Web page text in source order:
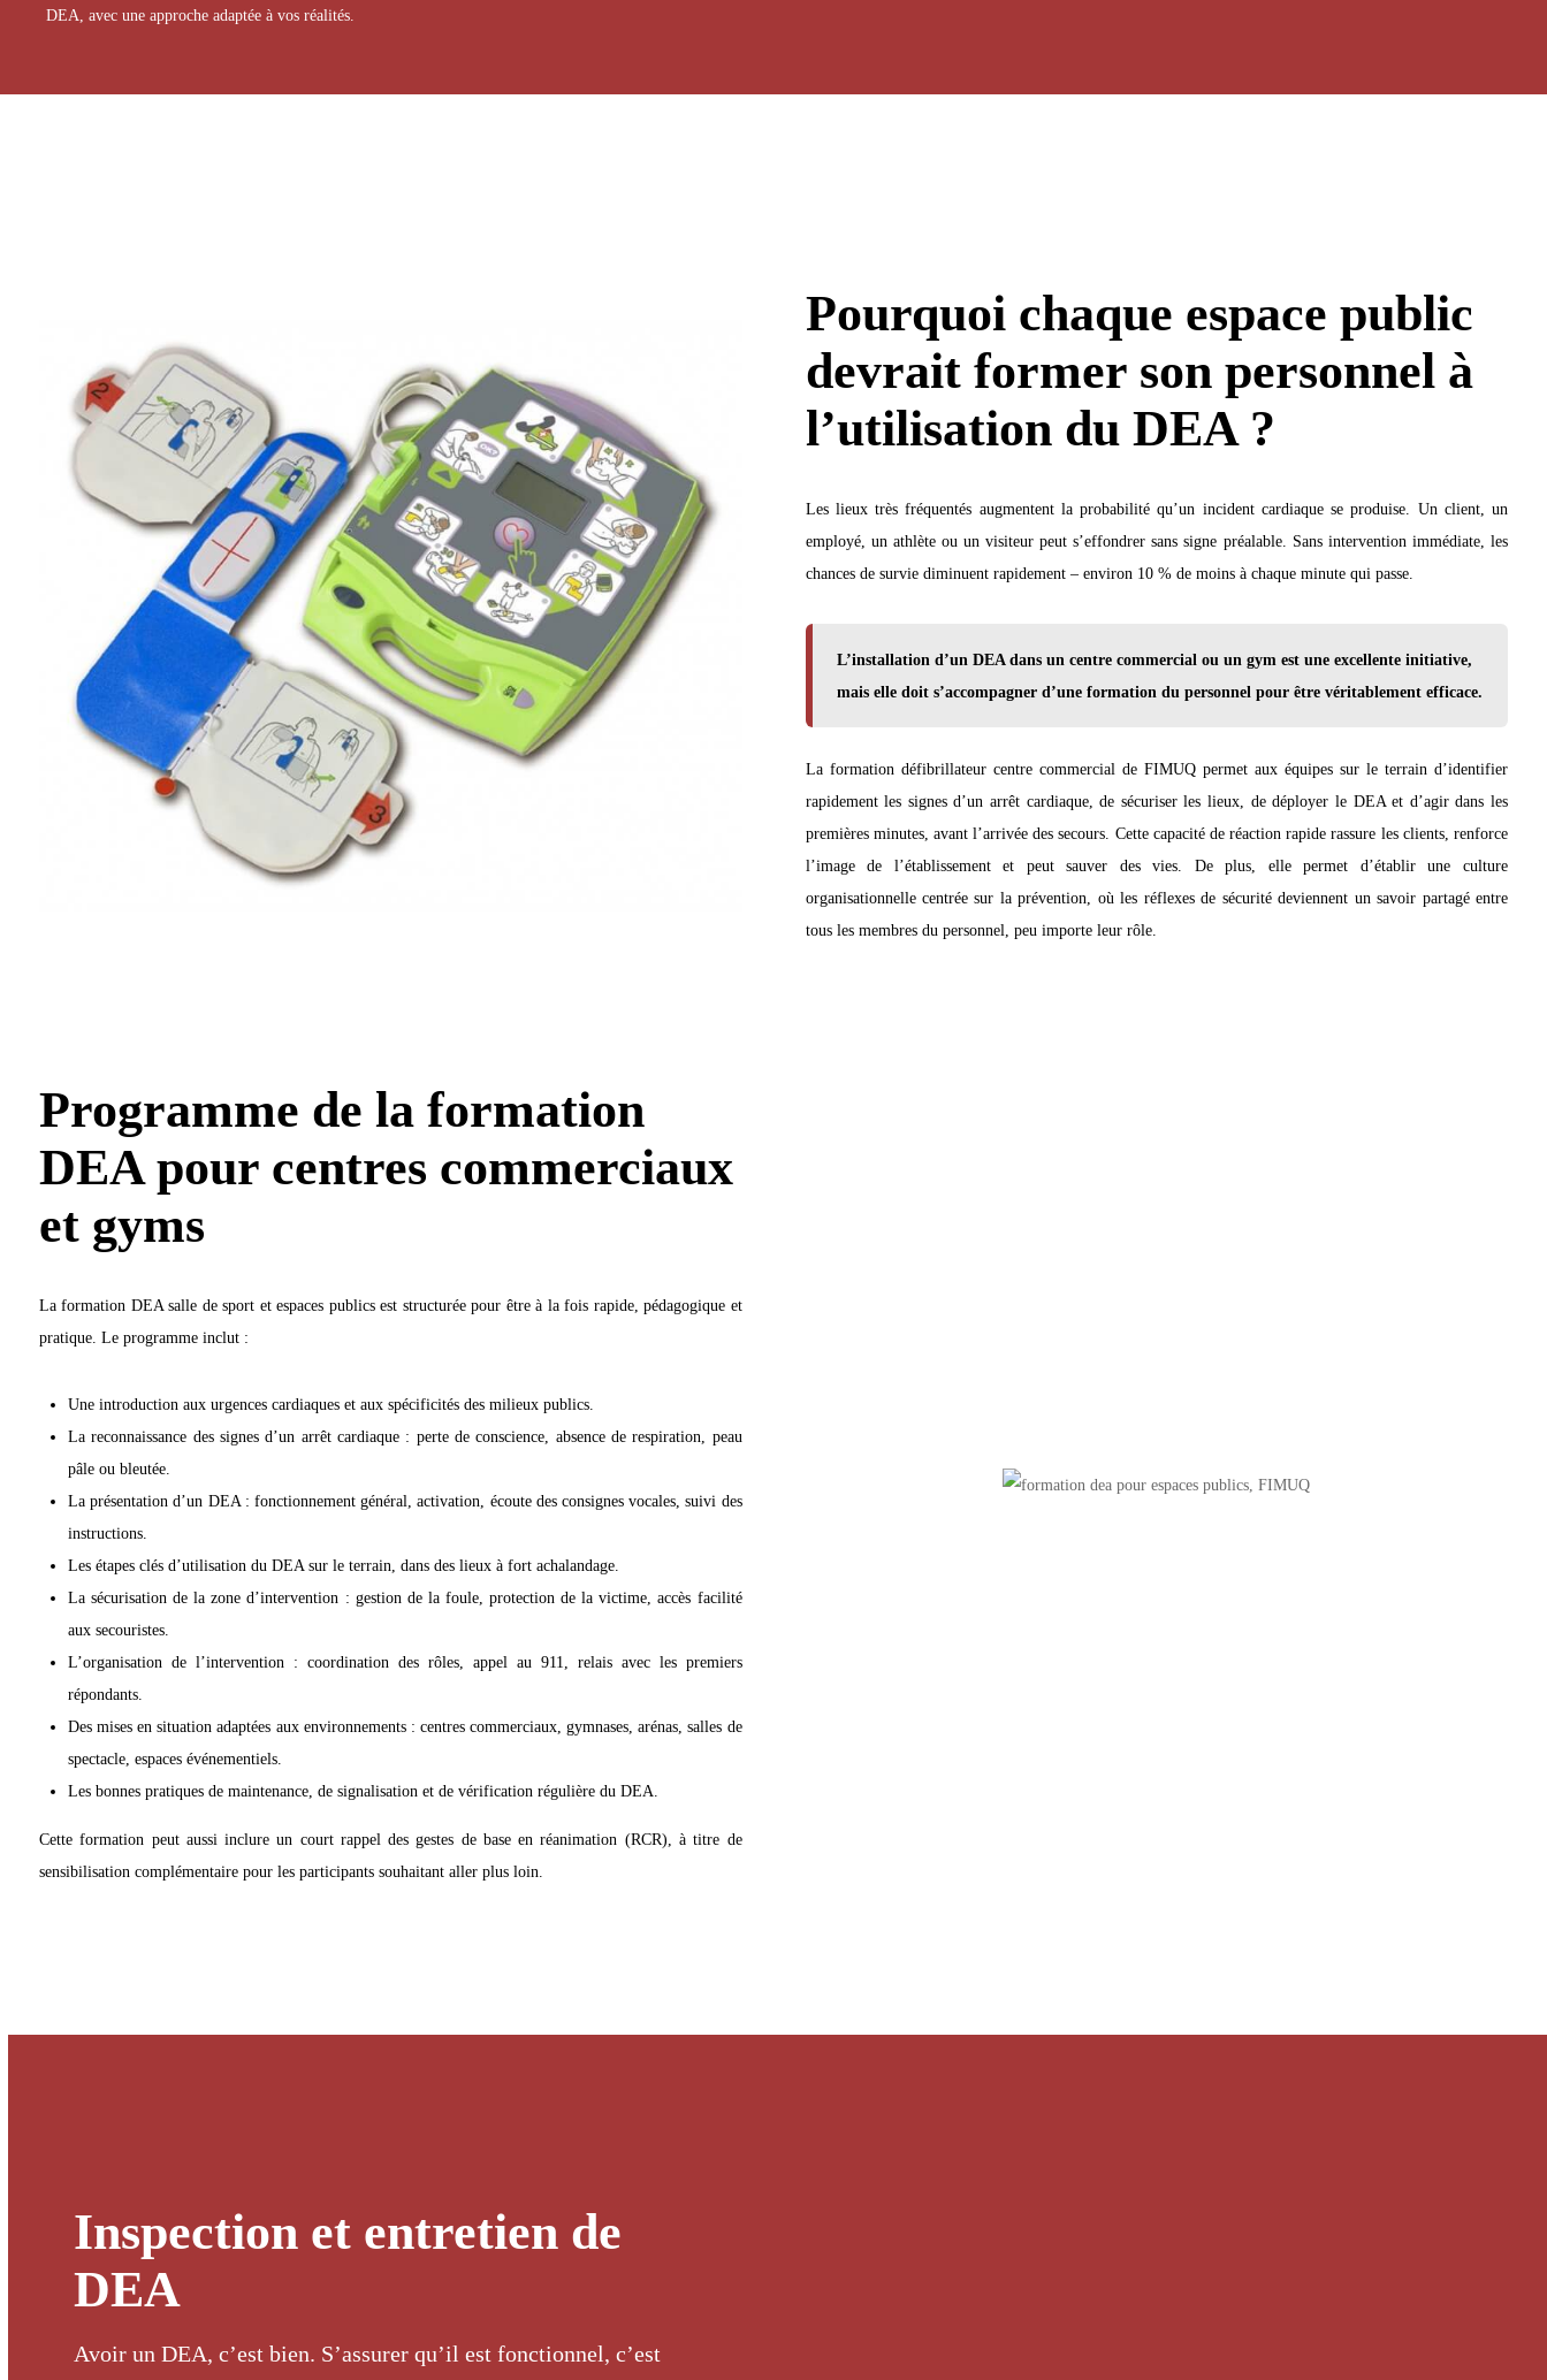
DEA, avec une approche adaptée à vos réalités.
Pourquoi chaque espace public
devrait former son personnel à
l’utilisation du DEA ?
Les lieux très fréquentés augmentent la probabilité qu’un incident cardiaque se produise. Un client, un
employé, un athlète ou un visiteur peut s’effondrer sans signe préalable. Sans intervention immédiate, les
chances de survie diminuent rapidement – environ 10 % de moins à chaque minute qui passe.
L’installation d’un DEA dans un centre commercial ou un gym est une excellente initiative,
mais elle doit s’accompagner d’une formation du personnel pour être véritablement efficace.
La formation défibrillateur centre commercial de FIMUQ permet aux équipes sur le terrain d’identifier
rapidement les signes d’un arrêt cardiaque, de sécuriser les lieux, de déployer le DEA et d’agir dans les
premières minutes, avant l’arrivée des secours. Cette capacité de réaction rapide rassure les clients, renforce
l’image de l’établissement et peut sauver des vies. De plus, elle permet d’établir une culture
organisationnelle centrée sur la prévention, où les réflexes de sécurité deviennent un savoir partagé entre
tous les membres du personnel, peu importe leur rôle.
Programme de la formation
DEA pour centres commerciaux
et gyms
La formation DEA salle de sport et espaces publics est structurée pour être à la fois rapide, pédagogique et
pratique. Le programme inclut :
Une introduction aux urgences cardiaques et aux spécificités des milieux publics.
La reconnaissance des signes d’un arrêt cardiaque : perte de conscience, absence de respiration, peau
pâle ou bleutée.
La présentation d’un DEA : fonctionnement général, activation, écoute des consignes vocales, suivi des
instructions.
Les étapes clés d’utilisation du DEA sur le terrain, dans des lieux à fort achalandage.
La sécurisation de la zone d’intervention : gestion de la foule, protection de la victime, accès facilité
aux secouristes.
L’organisation de l’intervention : coordination des rôles, appel au 911, relais avec les premiers
répondants.
Des mises en situation adaptées aux environnements : centres commerciaux, gymnases, arénas, salles de
spectacle, espaces événementiels.
Les bonnes pratiques de maintenance, de signalisation et de vérification régulière du DEA.
Cette formation peut aussi inclure un court rappel des gestes de base en réanimation (RCR), à titre de
sensibilisation complémentaire pour les participants souhaitant aller plus loin.
Inspection et entretien de
DEA
Avoir un DEA, c’est bien. S’assurer qu’il est fonctionnel, c’est